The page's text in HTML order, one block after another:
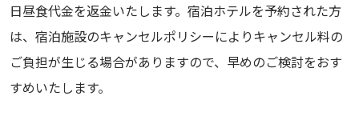
日昼食代金を返金いたします。宿泊ホテルを予約された方
は、宿泊施設のキャンセルポリシーによりキャンセル料の
ご負担が生じる場合がありますので、早めのご検討をおす
すめいたします。